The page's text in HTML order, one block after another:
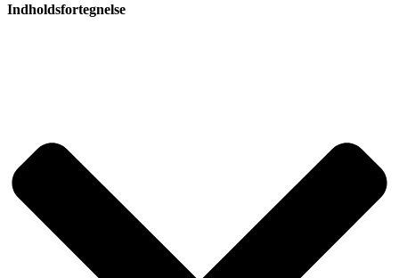
Indholdsfortegnelse